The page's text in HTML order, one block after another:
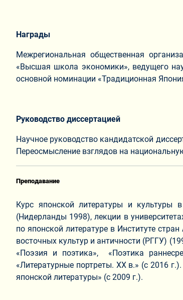
Награды
Межрегиональная общественная
«Высшая школа экономики», ведущего
основной номинации «Традиционная
Руководство диссертацией
Научное руководство кандидатской
Переосмысление взглядов на
Преподавание
Курс японской литературы и культуры
(Нидерланды 1998), лекции в
по японской литературе в Институте
восточных культур и античности (РГГУ)
«Поэзия и поэтика», «Поэтика
«Литературные портреты. ХХ в.» (с 2016
японской литературы» (с 2009 г.).